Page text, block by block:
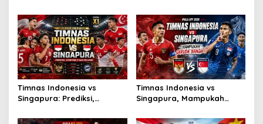
Melayang
Timnas Indonesia vs
Singapura: Prediksi,
Timnas Indonesia vs
Singapura, Mampukah